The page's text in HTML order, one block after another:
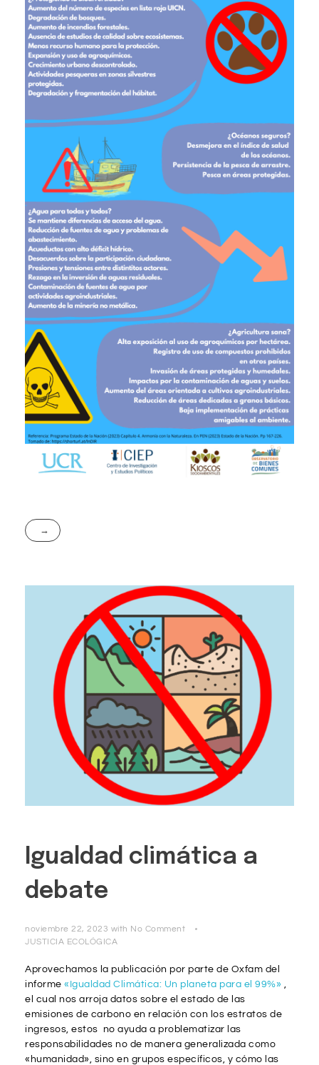
Igualdad climática a
debate
noviembre 22, 2023 with No Comment
JUSTICIA ECOLÓGICA
Aprovechamos la publicación por parte de Oxfam del
informe «Igualdad Climática: Un planeta para el 99%» ,
el cual nos arroja datos sobre el estado de las
emisiones de carbono en relación con los estratos de
ingresos, estos no ayuda a problematizar las
responsabilidades no de manera generalizada como
«humanidad», sino en grupos específicos, y cómo las